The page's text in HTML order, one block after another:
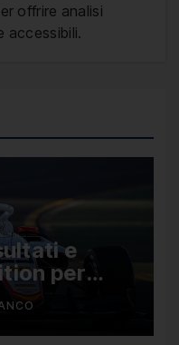
offrire analisi
accessibili.
e
per
ottavo